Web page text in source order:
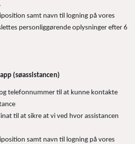
samt navn til logning på vores
personliggørende oplysninger efter 6
(søassistancen)
telefonnummer til at kunne kontakte
til at sikre at vi ved hvor assistancen
samt navn til logning på vores